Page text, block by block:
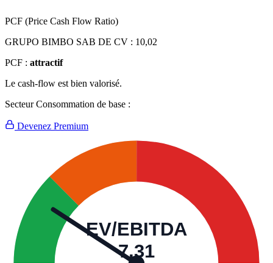
PCF (Price Cash Flow Ratio)
GRUPO BIMBO SAB DE CV : 10,02
PCF : attractif
Le cash-flow est bien valorisé.
Secteur Consommation de base :
Devenez Premium
EV/EBITDA
7,31